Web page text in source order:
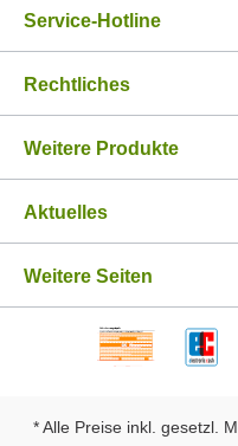
Service-Hotline
Rechtliches
Weitere Produkte
Aktuelles
Weitere Seiten
* Alle Preise inkl. gesetzl.